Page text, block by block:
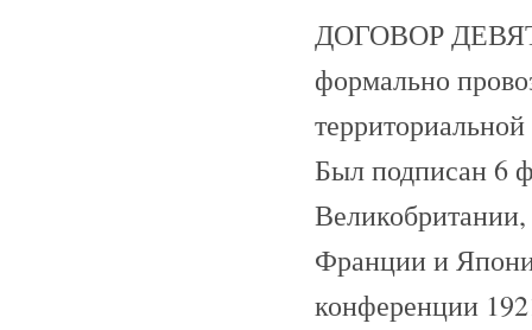
ДОГОВОР
формально
Был подписан 6
Франции и
конференции